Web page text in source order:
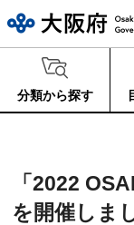
分類から探す
「2022
を開催しま